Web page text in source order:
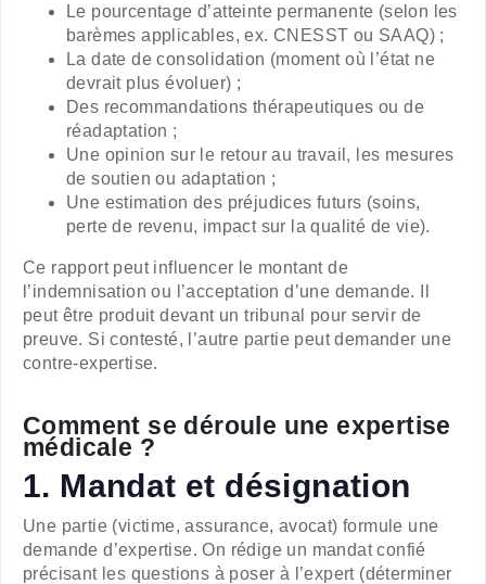
Le pourcentage d’atteinte permanente (selon les
barèmes applicables, ex. CNESST ou SAAQ) ;
La date de consolidation (moment où l’état ne
devrait plus évoluer) ;
Des recommandations thérapeutiques ou de
réadaptation ;
Une opinion sur le retour au travail, les mesures
de soutien ou adaptation ;
Une estimation des préjudices futurs (soins,
perte de revenu, impact sur la qualité de vie).
Ce rapport peut influencer le montant de
l’indemnisation ou l’acceptation d’une demande. Il
peut être produit devant un tribunal pour servir de
preuve. Si contesté, l’autre partie peut demander une
contre-expertise.
Comment se déroule une expertise
médicale ?
1. Mandat et désignation
Une partie (victime, assurance, avocat) formule une
demande d’expertise. On rédige un mandat confié
précisant les questions à poser à l’expert (déterminer